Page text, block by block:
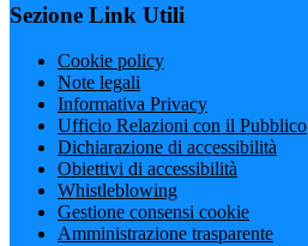
Sezione Link Utili
Cookie policy
Note legali
Informativa Privacy
Ufficio Relazioni con il Pubblico
Dichiarazione di accessibilità
Obiettivi di accessibilità
Whistleblowing
Gestione consensi cookie
Amministrazione trasparente